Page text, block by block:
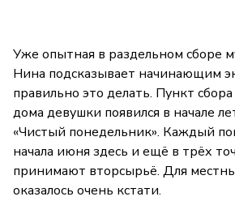
Уже опытная в раздельном сборе
Нина подсказывает начинающим
правильно это делать. Пункт
дома девушки появился в начале
«Чистый понедельник». Каждый
начала июня здесь и ещё в трёх
принимают вторсырьё. Для
оказалось очень кстати.